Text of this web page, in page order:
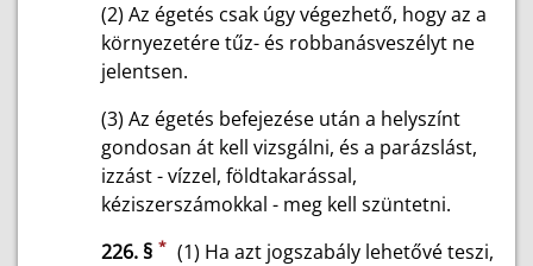
(2) Az égetés csak úgy végezhető, hogy az a
környezetére tűz- és robbanásveszélyt ne
jelentsen.
(3) Az égetés befejezése után a helyszínt
gondosan át kell vizsgálni, és a parázslást,
izzást - vízzel, földtakarással,
kéziszerszámokkal - meg kell szüntetni.
226. § * (1) Ha azt jogszabály lehetővé teszi,